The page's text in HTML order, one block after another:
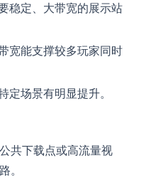
稳定、大带宽的展示站
宽能支撑较多玩家同时
定场景有明显提升。
共下载点或高流量视
。